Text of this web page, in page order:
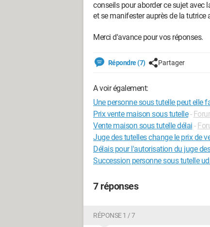
conseils pour aborder ce sujet avec
et se manifester auprès de la
Merci d'avance pour vos réponses.
Répondre (7) Partager
A voir également:
Une personne sous tutelle peut elle
Prix vente maison sous tutelle -
Vente maison sous tutelle délai -
Juge des tutelles change le prix de
Délais pour l'autorisation du juge
Succession personne sous tutelle
7 réponses
RÉPONSE 1 / 7